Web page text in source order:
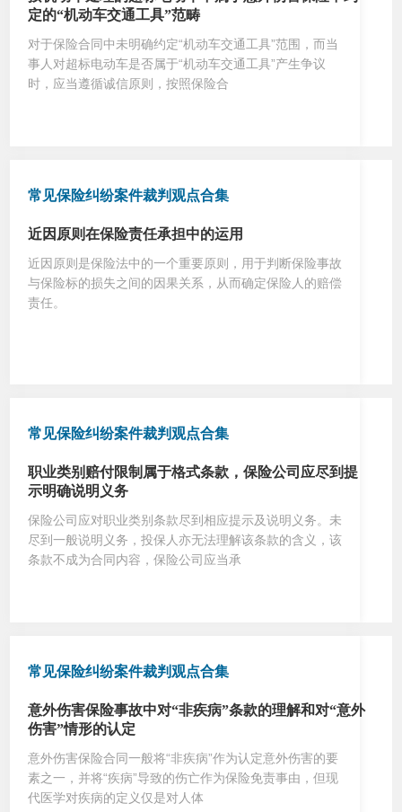
定的“机动车交通工具”范畴
对于保险合同中未明确约定“机动车交通工具”范围，而当
事人对超标电动车是否属于“机动车交通工具”产生争议
时，应当遵循诚信原则，按照保险合
常见保险纠纷案件裁判观点合集
近因原则在保险责任承担中的运用
近因原则是保险法中的一个重要原则，用于判断保险事故
与保险标的损失之间的因果关系，从而确定保险人的赔偿
责任。
常见保险纠纷案件裁判观点合集
职业类别赔付限制属于格式条款，保险公司应尽到提
示明确说明义务
保险公司应对职业类别条款尽到相应提示及说明义务。未
尽到一般说明义务，投保人亦无法理解该条款的含义，该
条款不成为合同内容，保险公司应当承
常见保险纠纷案件裁判观点合集
意外伤害保险事故中对“非疾病”条款的理解和对“意外
伤害”情形的认定
意外伤害保险合同一般将“非疾病”作为认定意外伤害的要
素之一，并将“疾病”导致的伤亡作为保险免责事由，但现
代医学对疾病的定义仅是对人体